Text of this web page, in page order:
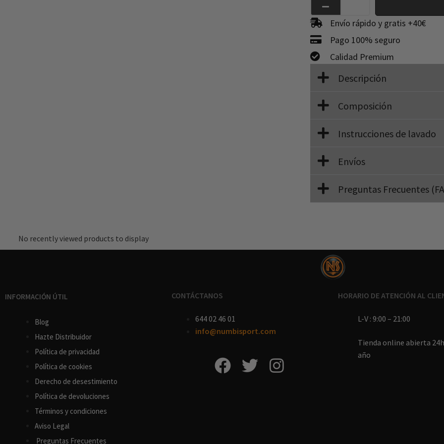
Envío rápido y gratis +40€
Pago 100% seguro
Calidad Premium
Descripción
Composición
Instrucciones de lavado
Envíos
Preguntas Frecuentes
No recently viewed products to display
INFORMACIÓN ÚTIL
Blog
Hazte Distribuidor
Política de privacidad
Política de cookies
Derecho de desestimiento
Política de devoluciones
Términos y condiciones
Aviso Legal
Preguntas Frecuentes
CONTÁCTANOS
644 02 46 01
info@numbisport.com
HORARIO DE ATENCIÓN AL
L-V : 9:00 – 21:00
Tienda online abierta
año